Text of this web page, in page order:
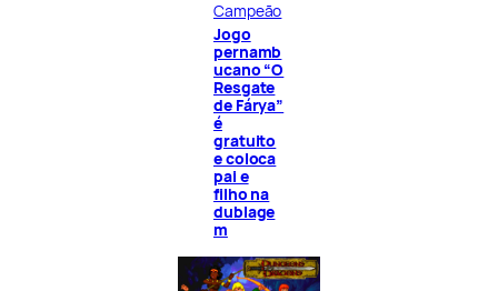
Campeão
Jogo
pernamb
ucano “O
Resgate
de Fárya”
é
gratuito
e coloca
pai e
filho na
dublage
m